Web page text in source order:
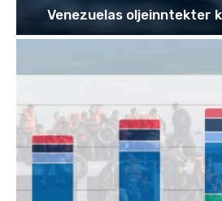
Venezuelas oljeinntekter